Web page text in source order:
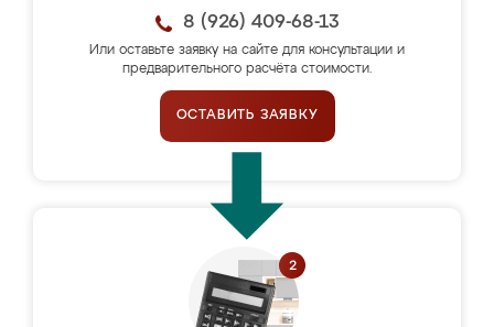
8 (926) 409-68-13
Или оставьте заявку на сайте для консультации и
предварительного расчёта стоимости.
ОСТАВИТЬ ЗАЯВКУ